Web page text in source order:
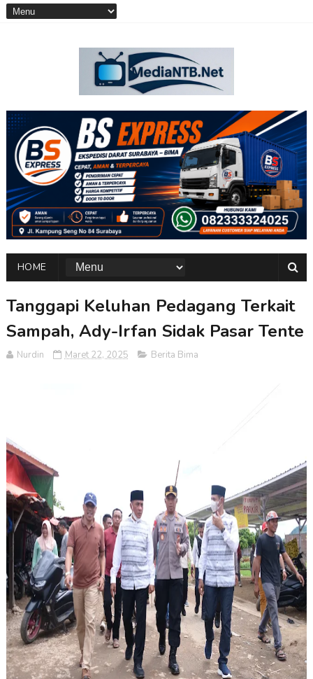
HOME
Tanggapi Keluhan Pedagang Terkait
Sampah, Ady-Irfan Sidak Pasar Tente
Nurdin Maret 22, 2025 Berita Bima